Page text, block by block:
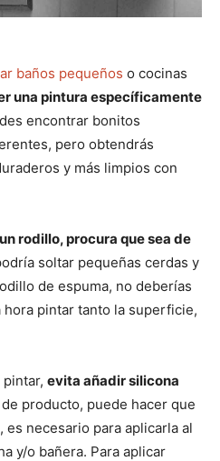
baños pequeños o cocinas
una pintura específicamente
encontrar bonitos
pero obtendrás
y más limpios con
rodillo, procura que sea de
soltar pequeñas cerdas y
de espuma, no deberías
pintar tanto la superficie,
pintar, evita añadir silicona
producto, puede hacer que
necesario para aplicarla al
y/o bañera. Para aplicar